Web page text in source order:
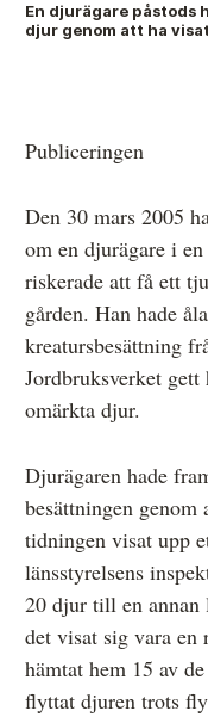
Instruktion för
Från anmälan till
Så här gör du en
Fyll i din anmälan
Regler för medier i
Här är medierna
Hela listan över
Skillnaden mellan
Övrigt
Årsberättelser
Våra huvudmän
En djurägare påstods
djur genom att ha
Publiceringen
Den 30 mars 2005
om en djurägare i
riskerade att få ett
gården. Han hade
kreatursbesättning
Jordbruksverket
omärkta djur.
Djurägaren hade
besättningen
tidningen visat upp
länsstyrelsens
20 djur till en annan
det visat sig vara en
hämtat hem 15 av
flyttat djuren trots